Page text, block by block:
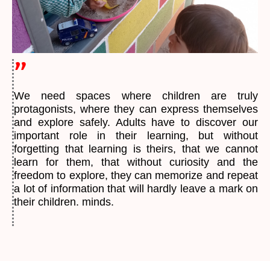
"
We need spaces where children are truly
protagonists, where they can express themselves
and explore safely. Adults have to discover our
important role in their learning, but without
forgetting that learning is theirs, that we cannot
learn for them, that without curiosity and the
freedom to explore, they can memorize and repeat
a lot of information that will hardly leave a mark on
their children. minds.